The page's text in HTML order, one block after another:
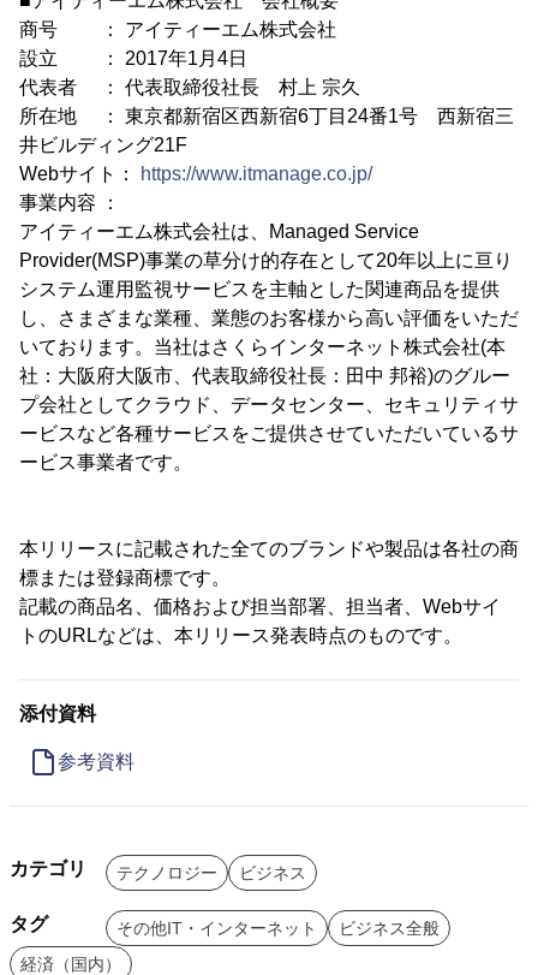
商号 ： アイティーエム株式会社
設立 ： 2017年1月4日
代表者 ： 代表取締役社長 村上 宗久
所在地 ： 東京都新宿区西新宿6丁目24番1号 西新宿三
井ビルディング21F
Webサイト：
https://www.itmanage.co.jp/
事業内容 ：
アイティーエム株式会社は、Managed Service
Provider(MSP)事業の草分け的存在として20年以上に亘り
システム運用監視サービスを主軸とした関連商品を提供
し、さまざまな業種、業態のお客様から高い評価をいただ
いております。当社はさくらインターネット株式会社(本
社：大阪府大阪市、代表取締役社長：田中 邦裕)のグルー
プ会社としてクラウド、データセンター、セキュリティサ
ービスなど各種サービスをご提供させていただいているサ
ービス事業者です。
本リリースに記載された全てのブランドや製品は各社の商
標または登録商標です。
記載の商品名、価格および担当部署、担当者、Webサイ
トのURLなどは、本リリース発表時点のものです。
添付資料
参考資料
カテゴリ テクノロジー ビジネス
タグ その他IT・インターネット
ビジネス全般
経済（国内）